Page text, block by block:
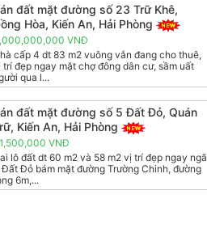
đất mặt đường số 23 Trữ Khê,
Hòa, Kiến An, Hải Phòng
VNĐ
cấp 4 dt 83 m2 vuông vắn đang cho thuê,
trí đẹp ngay mặt chợ đông dân cư, sầm uất
qua l...
đất mặt đường số 5 Đất Đỏ, Quán
Kiến An, Hải Phòng
VNĐ
lô đất dt 60 m2 và 58 m2 vị trí đẹp ngay ngã
Đất Đỏ bám mặt đường Trường Chinh, đường
6m,...